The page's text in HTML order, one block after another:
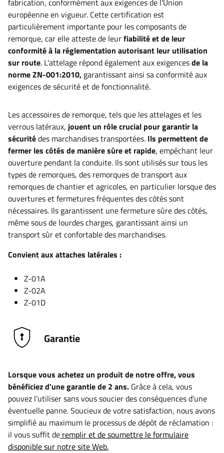
fabrication, conformément aux exigences de l'Union
européenne en vigueur. Cette certification est
particulièrement importante pour les composants de
remorque, car elle atteste de leurfiabilité et de leur
conformité à la réglementation autorisant leur utilisation
sur route. L'attelage répond également aux exigencesde la
norme ZN-001:2010, garantissant ainsi sa conformité aux
exigences de sécurité et de fonctionnalité.
Les accessoires de remorque, tels que les attelages et les
verrous latéraux, jouent un rôle crucial pour garantir la
sécuritédes marchandises transportées. Ils permettent de
fermer les côtés de manière sûre et rapide, empêchant leur
ouverture pendant la conduite. Ils sont utilisés sur tous les
types de remorques, des remorques de transport aux
remorques de chantier et agricoles, en particulier lorsque des
ouvertures et fermetures fréquentes des côtés sont
nécessaires. Ils garantissent une fermeture sûre des côtés,
même sous de lourdes charges, garantissant ainsi un
transport sûr et confortable des marchandises.
Convient aux attaches latérales :
Z-01A
Z-02A
Z-01D
Garantie
Lorsque vous achetez un produit de notre offre, vous
bénéficiez d'une garantie de 2 ans. Grâce à cela, vous
pouvez l’utiliser sans vous soucier des conséquences d’une
éventuelle panne. Soucieux de votre satisfaction, nous avons
simplifié au maximum le processus de dépôt de réclamation :
il vous suffit de remplir et de soumettre le formulaire
disponible sur notre site Web.